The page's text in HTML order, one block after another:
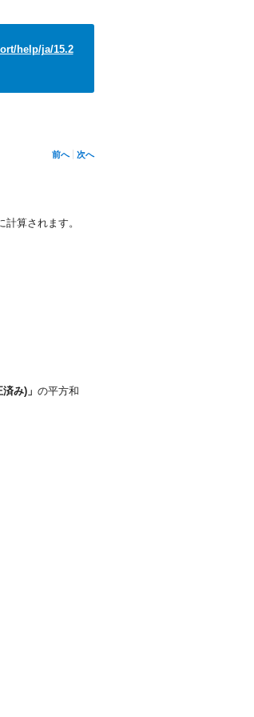
help/ja/15.2
前へ 次へ
算されます。
み)」 の平方和